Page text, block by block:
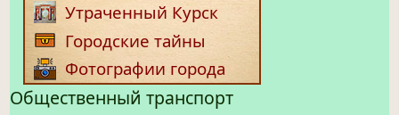
Утраченный Курск
Городские тайны
Фотографии города
Общественный транспорт